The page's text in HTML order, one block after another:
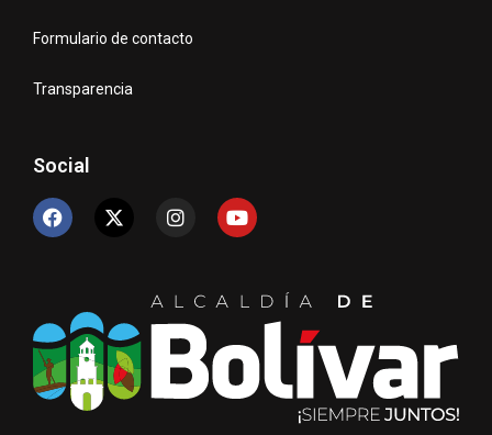
Formulario de contacto
Transparencia
Social